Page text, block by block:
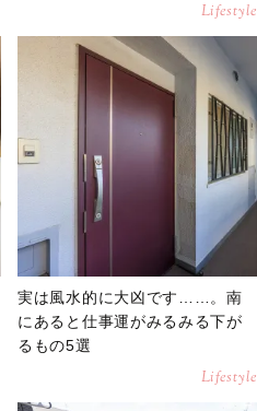
Lifestyle
実は風水的に大凶です……。南
にあると仕事運がみるみる下が
るもの5選
Lifestyle